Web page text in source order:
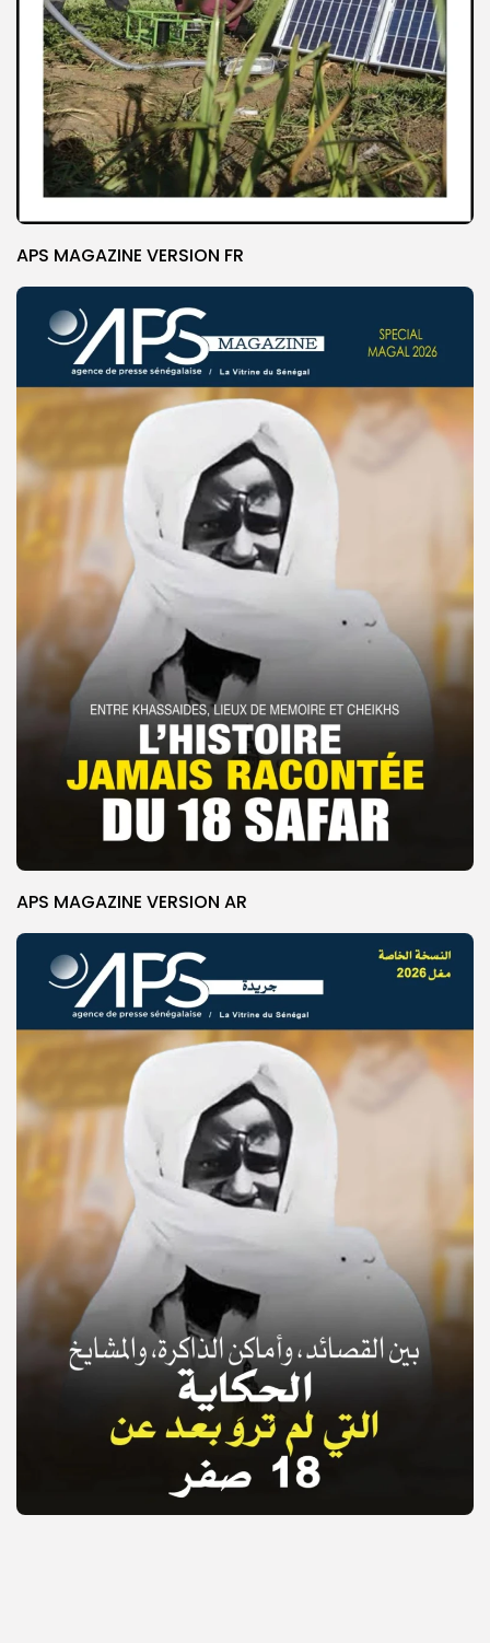
© Copyright 2025, APS
APS MAGAZINE VERSION FR
APS MAGAZINE VERSION AR